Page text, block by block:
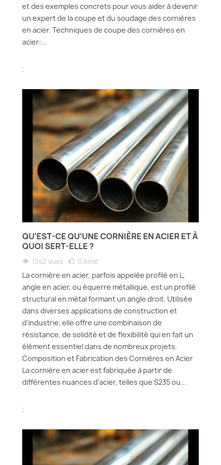
et des exemples concrets pour vous aider à devenir
un expert de la coupe et du soudage des cornières
en acier. Techniques de coupe des cornières en
acier:...
.
QU'EST-CE QU'UNE CORNIÈRE EN ACIER ET À
QUOI SERT-ELLE ?
1242 Vues 0 Aimé
La cornière en acier, parfois appelée profilé en L,
angle en acier, ou équerre métallique, est un profilé
structural en métal formant un angle droit. Utilisée
dans diverses applications de construction et
d'industrie, elle offre une combinaison de
résistance, de solidité et de flexibilité qui en fait un
élément essentiel dans de nombreux projets.
Composition et Fabrication des Cornières en Acier
La cornière en acier est fabriquée à partir de
différentes nuances d'acier, telles que S235 ou...